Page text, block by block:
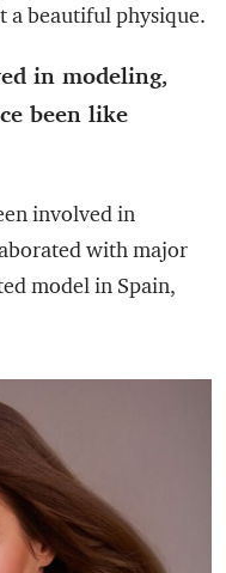
a beautiful physique.
in modeling,
been like
involved in
with major
model in Spain,